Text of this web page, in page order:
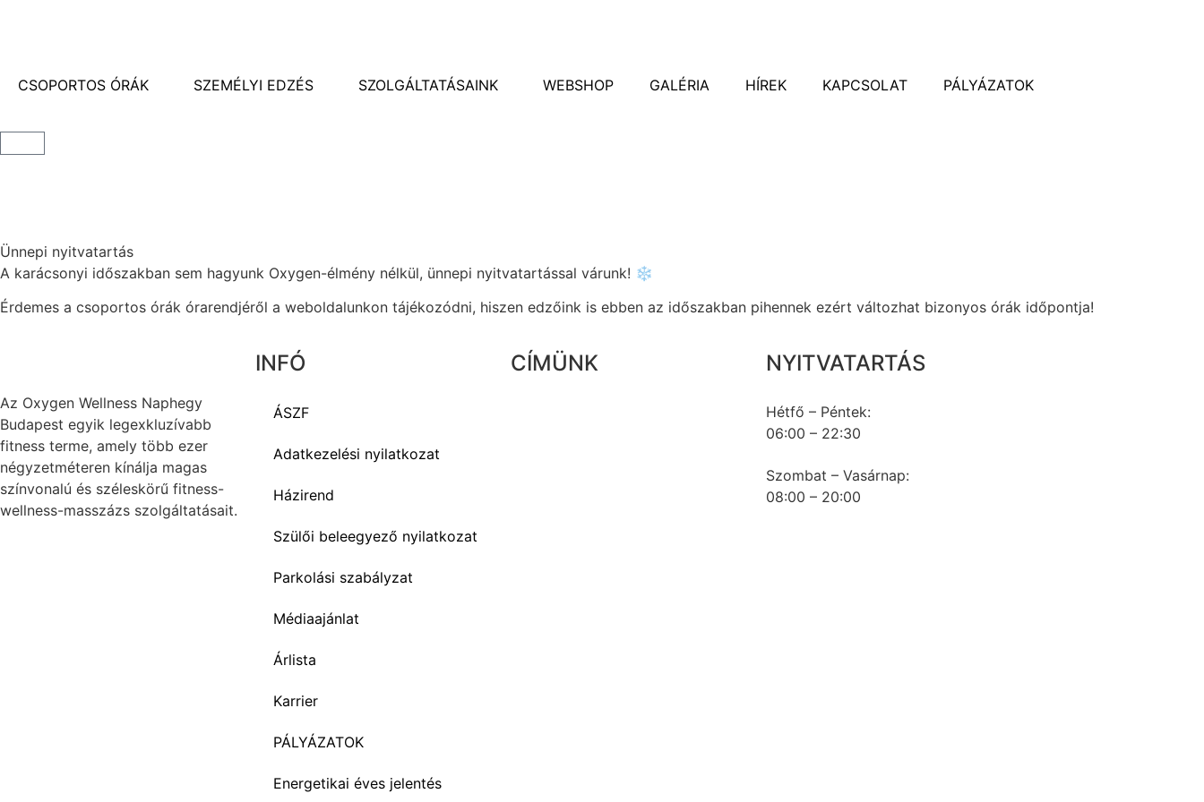
CSOPORTOS ÓRÁK SZEMÉLYI EDZÉS SZOLGÁLTATÁSAINK WEBSHOP GALÉRIA HÍREK KAPCSOLAT PÁLYÁZATOK
Ünnepi nyitvatartás
A karácsonyi időszakban sem hagyunk Oxygen-élmény nélkül, ünnepi nyitvatartással várunk! ❄
Érdemes a csoportos órák órarendjéről a weboldalunkon tájékozódni, hiszen edzőink is ebben az időszakban pihennek ezért változhat bizonyos órák időpontja!
Az Oxygen Wellness Naphegy
Budapest egyik legexkluzívabb
fitness terme, amely több ezer
négyzetméteren kínálja magas
színvonalú és széleskörű fitness-
wellness-masszázs szolgáltatásait.
INFÓ
ÁSZF
Adatkezelési nyilatkozat
Házirend
Szülői beleegyező nyilatkozat
Parkolási szabályzat
Médiaajánlat
Árlista
Karrier
PÁLYÁZATOK
Energetikai éves jelentés
CÍMÜNK NYITVATARTÁS
Hétfő – Péntek:
06:00 – 22:30
Szombat – Vasárnap:
08:00 – 20:00